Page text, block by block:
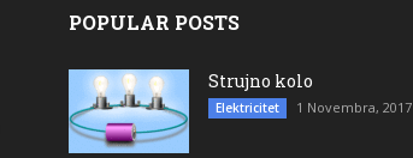
POPULAR POSTS
Strujno kolo
Elektricitet 1 Novembra, 2017